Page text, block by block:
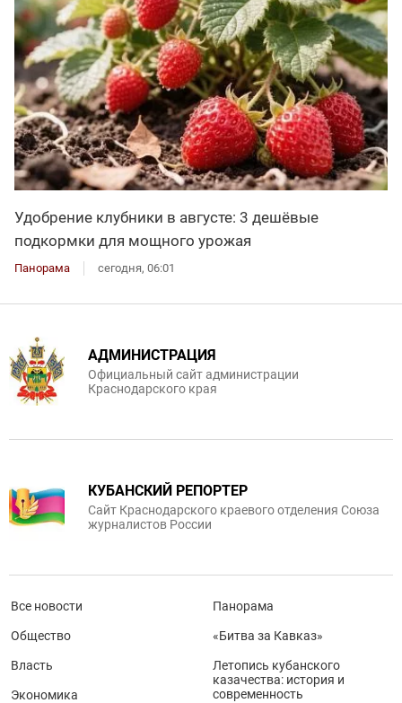
Удобрение клубники в августе: 3 дешёвые
подкормки для мощного урожая
Панорама сегодня, 06:01
АДМИНИСТРАЦИЯ
Официальный сайт администрации
Краснодарского края
КУБАНСКИЙ РЕПОРТЕР
Сайт Краснодарского краевого отделения Союза
журналистов России
Все новости
Общество
Власть
Экономика
Панорама
«Битва за Кавказ»
Летопись кубанского
казачества: история и
современность